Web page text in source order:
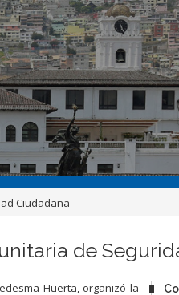
Ciudadana
de
Huerta, organizó la